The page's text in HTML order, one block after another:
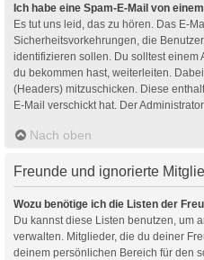
Ich habe eine Spam-E-Mail von
Es tut uns leid, das zu hören. Das E-
Sicherheitsvorkehrungen, die
identifizieren sollen. Du solltest einem
du bekommen hast, weiterleiten.
(Headers) mitzuschicken. Diese
E-Mail verschickt hat. Der
Nach oben
Freunde und ignorierte
Wozu benötige ich die Listen der
Du kannst diese Listen benutzen, um
verwalten. Mitglieder, die du deiner
deinem persönlichen Bereich für den